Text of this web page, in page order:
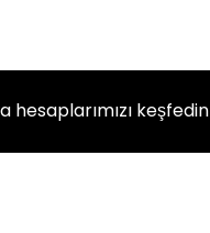
hesaplarımızı keşfedin